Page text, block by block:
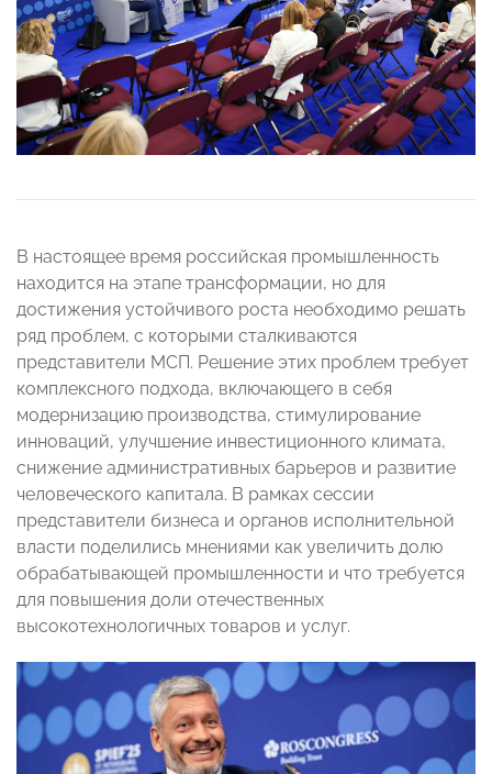
В настоящее время российская промышленность
находится на этапе трансформации, но для
достижения устойчивого роста необходимо решать
ряд проблем, с которыми сталкиваются
представители МСП. Решение этих проблем требует
комплексного подхода, включающего в себя
модернизацию производства, стимулирование
инноваций, улучшение инвестиционного климата,
снижение административных барьеров и развитие
человеческого капитала. В рамках сессии
представители бизнеса и органов исполнительной
власти поделились мнениями как увеличить долю
обрабатывающей промышленности и что требуется
для повышения доли отечественных
высокотехнологичных товаров и услуг.